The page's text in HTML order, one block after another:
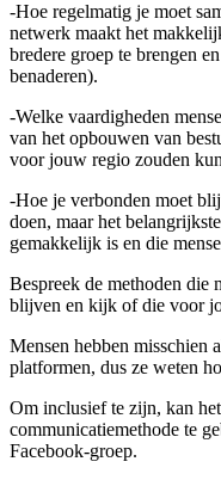
-Hoe regelmatig je moet
netwerk maakt het
bredere groep te brengen
benaderen).
-Welke vaardigheden
van het opbouwen van
voor jouw regio zouden
-Hoe je verbonden moet
doen, maar het
gemakkelijk is en die
Bespreek de methoden die
blijven en kijk of die voor
Mensen hebben misschien
platformen, dus ze weten
Om inclusief te zijn, kan
communicatiemethode te
Facebook-groep.